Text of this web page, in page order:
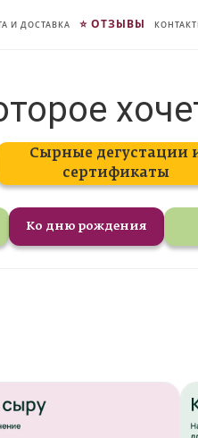
И ДОСТАВКА ОТЗЫВЫ
Сырные дегустации
сертификаты
Ко дню рождения